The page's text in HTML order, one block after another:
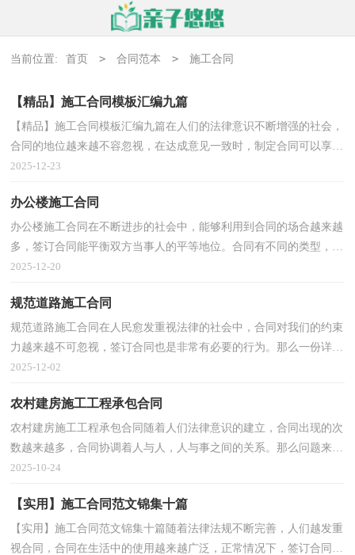
当前位置: 首页 > 合同范本 > 施工合同
【精品】施工合同模板汇编九篇
【精品】施工合同模板汇编九篇在人们的法律意识不断增强的社会，
合同的地位越来越不容忽视，在达成意见一致时，制定合同可以享有
一定的自由。那么大家知道合法的合同书怎么写吗？以...
2025-12-23
办公楼施工合同
办公楼施工合同在不断进步的社会中，能够利用到合同的场合越来越
多，签订合同能平衡双方当事人的平等地位。合同有不同的类型，当
然也有不同的目的，以下是小编帮大家整理的办公楼施...
2025-12-20
规范道路施工合同
规范道路施工合同在人民愈发重视法律的社会中，合同对我们的约束
力越来越不可忽视，签订合同也是非常有必要的行为。那么一份详细
的合同要怎么写呢？以下是小编为大家收集的规范道...
2025-12-02
农村建房施工工程承包合同
农村建房施工工程承包合同随着人们法律意识的建立，合同出现的次
数越来越多，合同协调着人与人，人与事之间的关系。那么问题来
了，到底应如何拟定合同呢？以下是小编整理的农村建房施...
2025-10-24
【实用】施工合同范文锦集十篇
【实用】施工合同范文锦集十篇随着法律法规不断完善，人们越发重
视合同，合同在生活中的使用越来越广泛，正常情况下，签订合同必